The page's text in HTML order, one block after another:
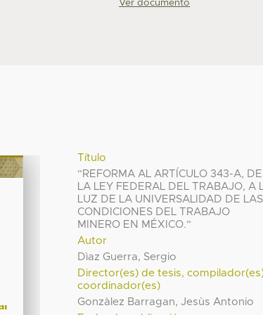
Ver documento
Título
“REFORMA AL ARTÍCULO 343-A, DE
LA LEY FEDERAL DEL TRABAJO, A
LUZ DE LA UNIVERSALIDAD DE LAS
CONDICIONES DEL TRABAJO
MINERO EN MÉXICO.”
Autor
Dìaz Guerra, Sergio
Director(es) de tesis,
coordinador(es)
Gonzàlez Barragan, Jesùs Antonio